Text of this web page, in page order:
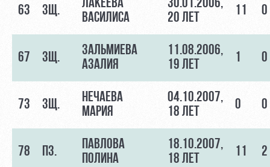
63 ЗЩ.
ЛАКЕЕВА
ВАСИЛИСА
30.01.2006,
20 ЛЕТ
11 0
67 ЗЩ.
ЗАЛЬМИЕВА
АЗАЛИЯ
11.08.2006,
19 ЛЕТ
1 0
73 ЗЩ.
НЕЧАЕВА
МАРИЯ
04.10.2007,
18 ЛЕТ
0 0
78 ПЗ.
ПАВЛОВА
ПОЛИНА
18.10.2007,
18 ЛЕТ
11 2